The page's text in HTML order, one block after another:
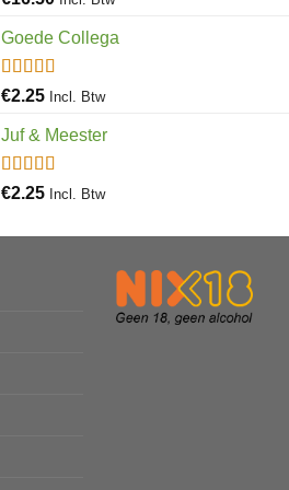
Goede Collega
Gewaardeerd
€2.25 Incl. Btw
Juf & Meester
Gewaardeerd
€2.25 Incl. Btw